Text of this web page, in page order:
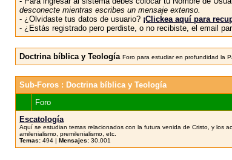
desconecte mientras escribes un mensaje extenso.
- ¿Olvidaste tus datos de usuario? ¡Clickea aquí para
- ¿Estás registrado pero perdiste, o no recibiste, el email
Doctrina bíblica y Teología Foro para estudiar en profundidad la
Sub-Foros : Doctrina bíblica y Teología
Foro
Escatología
Aquí se estudian temas relacionados con la futura venida de Cristo, y los
amilenialismo, premilenialismo, etc.
Temas: 494 | Mensajes: 30,001